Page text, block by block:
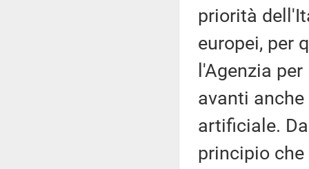
priorità
europei, per
l'Agenzia
avanti
artificiale.
principio